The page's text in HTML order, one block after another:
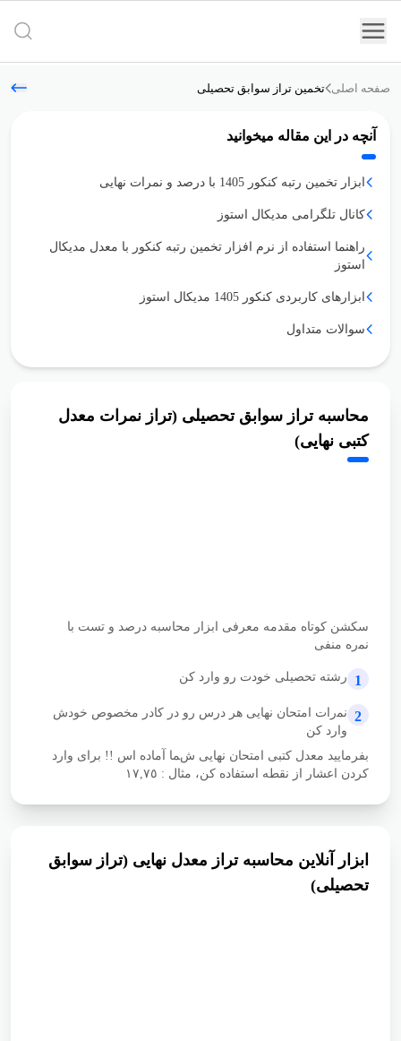
صفحه اصلی تخمین تراز سوابق تحصیلی
نهایى)
منفی
کن
بفرمایید معدل کتبی امتحان نهایی شﻤﺎ آماده اس !! برای وارد
کردن اعشار از نقطه استفاده کن، مثال : ١٧,٧٥
تحصیلى)
آنچه در این مقاله میخوانید
ابزار تخمین رتبه کنکور 1405 با درصد و نمرات نهایى
کانال تلگرامى مدیکال استوز
راهنما استفاده از نرم افزار تخمین رتبه کنکور با معدل مدیکال استوز
ابزارهاى کاربردى کنکور 1405 مدیکال استوز
سوالات متداول